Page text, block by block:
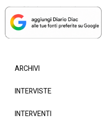
ARCHIVI
INTERVISTE
INTERVENTI